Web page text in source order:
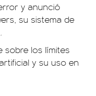
y anunció
su sistema de
sobre los límites
y su uso en